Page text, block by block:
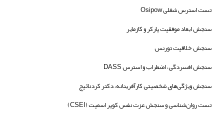
تست استرس شغلی Osipow
سنجش ابعاد موفقیت پارکر و کازمایر
سنجش خلاقیت تورنس
سنجش افسردگی، اضطراب و استرس DASS
سنجش ویژگی‌های شخصیتی کارآفرینانه، دکتر کردنائیج
تست روان‌شناسی و سنجش عزت نفس کوپر اسمیت (CSEI)